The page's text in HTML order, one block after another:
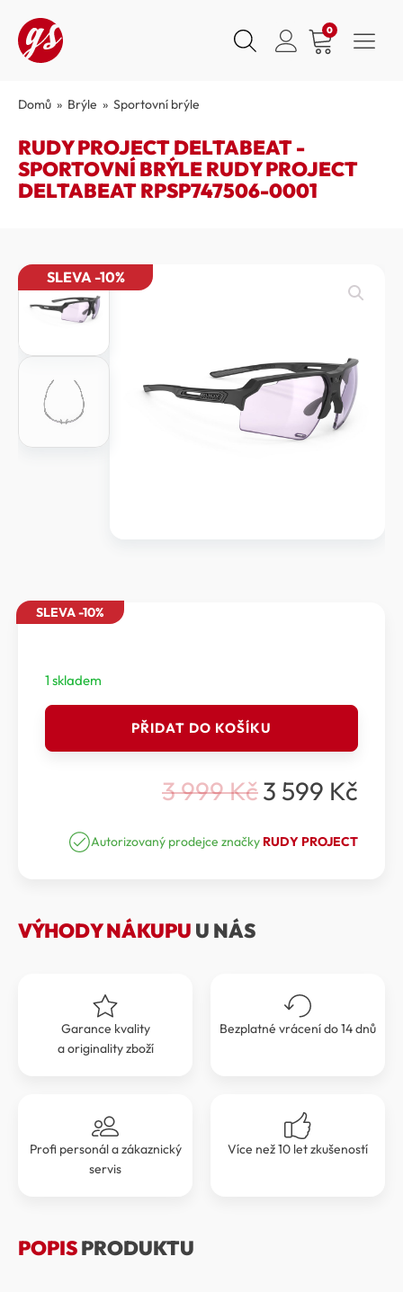
0
Domů » Brýle » Sportovní brýle
RUDY PROJECT DELTABEAT -
SPORTOVNÍ BRÝLE RUDY PROJECT
DELTABEAT RPSP747506-0001
SLEVA -10%
SLEVA -10%
1 skladem
DELTABEAT
PROJECT
PŘIDAT DO KOŠÍKU
3 999Kč
Původní
byla:
3 599 Kč
Aktuální
je:
Autorizovaný prodejce značky RUDY PROJECT
VÝHODY NÁKUPU U NÁS
Garance kvality
a originality zboží
Bezplatné vrácení do 14 dnů
Profi personál a zákaznický
servis
Více než 10 let zkušeností
POPISPRODUKTU